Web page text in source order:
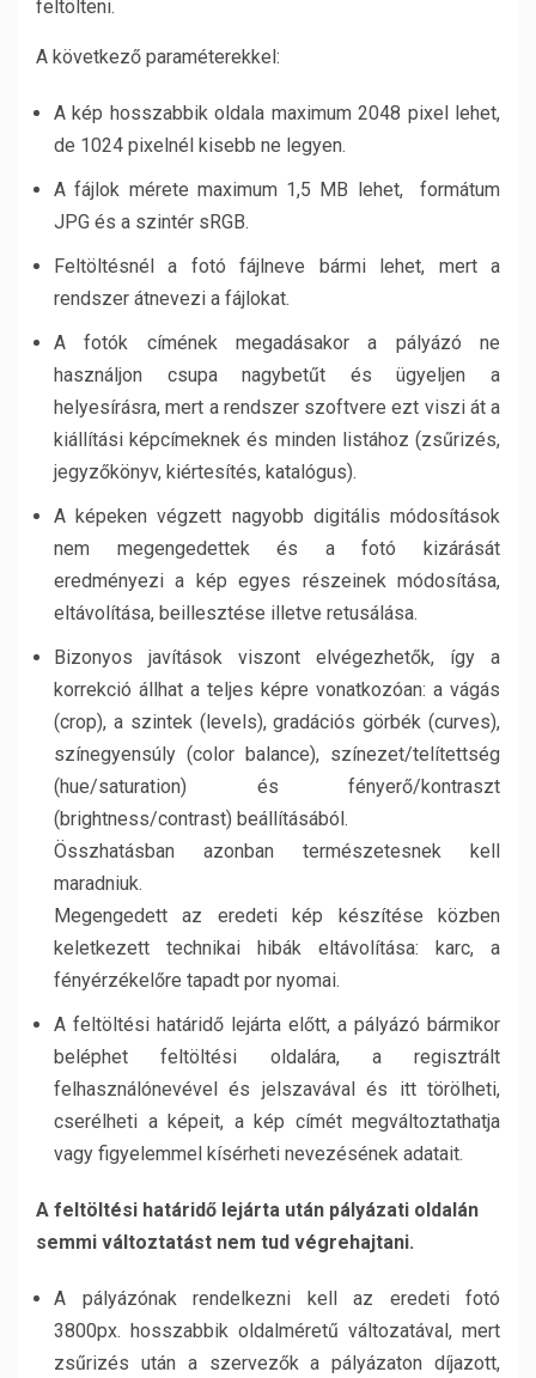
feltölteni.
A következő paraméterekkel:
A kép hosszabbik oldala maximum 2048 pixel lehet,
de 1024 pixelnél kisebb ne legyen.
A fájlok mérete maximum 1,5 MB lehet, formátum
JPG és a szintér sRGB.
Feltöltésnél a fotó fájlneve bármi lehet, mert a
rendszer átnevezi a fájlokat.
A fotók címének megadásakor a pályázó ne
használjon csupa nagybetűt és ügyeljen a
helyesírásra, mert a rendszer szoftvere ezt viszi át a
kiállítási képcímeknek és minden listához (zsűrizés,
jegyzőkönyv, kiértesítés, katalógus).
A képeken végzett nagyobb digitális módosítások
nem megengedettek és a fotó kizárását
eredményezi a kép egyes részeinek módosítása,
eltávolítása, beillesztése illetve retusálása.
Bizonyos javítások viszont elvégezhetők, így a
korrekció állhat a teljes képre vonatkozóan: a vágás
(crop), a szintek (levels), gradációs görbék (curves),
színegyensúly (color balance), színezet/telítettség
(hue/saturation) és fényerő/kontraszt
(brightness/contrast) beállításából.
Összhatásban azonban természetesnek kell
maradniuk.
Megengedett az eredeti kép készítése közben
keletkezett technikai hibák eltávolítása: karc, a
fényérzékelőre tapadt por nyomai.
A feltöltési határidő lejárta előtt, a pályázó bármikor
beléphet feltöltési oldalára, a regisztrált
felhasználónevével és jelszavával és itt törölheti,
cserélheti a képeit, a kép címét megváltoztathatja
vagy figyelemmel kísérheti nevezésének adatait.
A feltöltési határidő lejárta után pályázati oldalán
semmi változtatást nem tud végrehajtani.
A pályázónak rendelkezni kell az eredeti fotó
3800px. hosszabbik oldalméretű változatával, mert
zsűrizés után a szervezők a pályázaton díjazott,